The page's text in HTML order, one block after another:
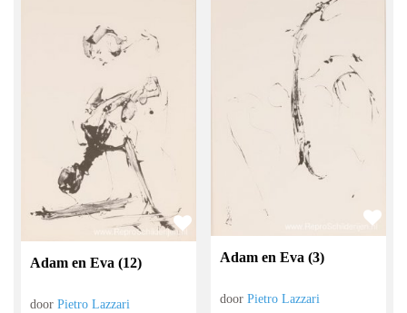
Adam en Eva (12)
doorPietro Lazzari
Adam en Eva (3)
doorPietro Lazzari